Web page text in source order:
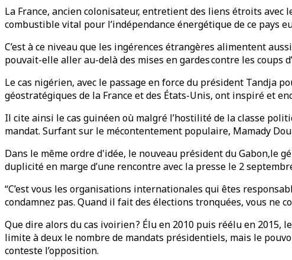
La France, ancien colonisateur, entretient des liens étroits avec
combustible vital pour l’indépendance énergétique de ce pays
C’est à ce niveau que les ingérences étrangères alimentent
pouvait-elle aller au-delà des mises en gardes contre les coups
Le cas nigérien, avec le passage en force du président Tandja
géostratégiques de la France et des États-Unis, ont inspiré et
Il cite ainsi le cas guinéen où malgré l’hostilité de la classe
mandat. Surfant sur le mécontentement populaire, Mamady
Dans le même ordre d'idée, le nouveau président du Gabon,le
duplicité en marge d’une rencontre avec la presse le 2
“C’est vous les organisations internationales qui êtes
condamnez pas. Quand il fait des élections tronquées, vous ne
Que dire alors du cas ivoirien ? Élu en 2010 puis réélu en
limite à deux le nombre de mandats présidentiels, mais le
conteste l’opposition.